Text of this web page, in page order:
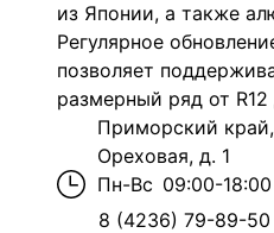
из Японии, а также
Регулярное
позволяет
размерный ряд от R12
Приморский
Ореховая, д. 1
Пн-Вс 09:00-18:00
8 (4236) 79-89-50